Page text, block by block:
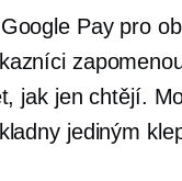
Pay pro
jak jen chtějí.
jediným